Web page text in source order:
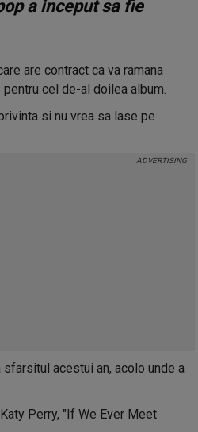
a inceput sa fie
are contract ca va ramana
cel de-al doilea album.
si nu vrea sa lase pe
acestui an, acolo unde a
Perry, "If We Ever Meet